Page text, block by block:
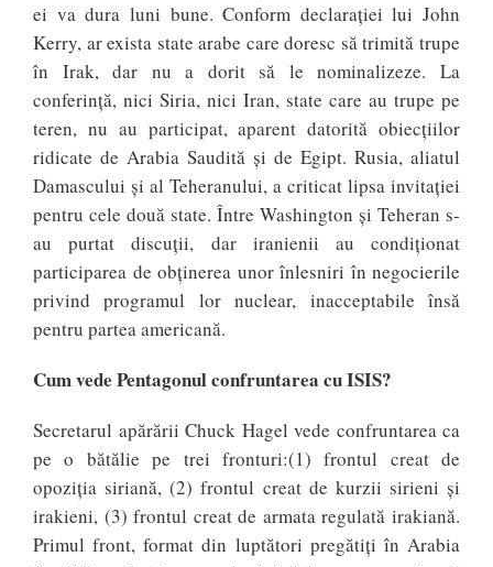
ei va dura luni bune. Conform declarației lui John
Kerry, ar exista state arabe care doresc să trimită trupe
în Irak, dar nu a dorit să le nominalizeze. La
conferință, nici Siria, nici Iran, state care au trupe pe
teren, nu au participat, aparent datorită obiecțiilor
ridicate de Arabia Saudită și de Egipt. Rusia, aliatul
Damascului și al Teheranului, a criticat lipsa invitației
pentru cele două state. Între Washington și Teheran s-
au purtat discuții, dar iranienii au condiționat
participarea de obținerea unor înlesniri în negocierile
privind programul lor nuclear, inacceptabile însă
pentru partea americană.
Cum vede Pentagonul confruntarea cu ISIS?
Secretarul apărării Chuck Hagel vede confruntarea ca
pe o bătălie pe trei fronturi:(1) frontul creat de
opoziția siriană, (2) frontul creat de kurzii sirieni și
irakieni, (3) frontul creat de armata regulată irakiană.
Primul front, format din luptători pregătiți în Arabia